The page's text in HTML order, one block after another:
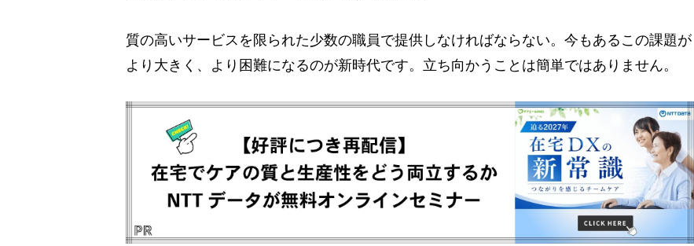
質の高いサービスを限られた少数の職員で提供しなければならない。今もあるこの課題が
より大きく、より困難になるのが新時代です。立ち向かうことは簡単ではありません。